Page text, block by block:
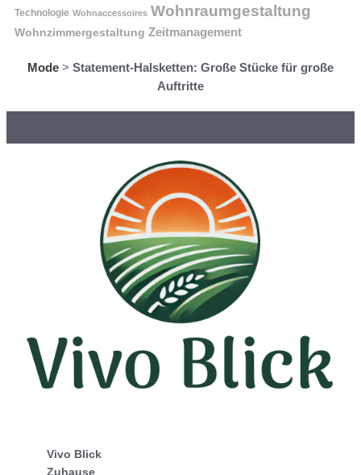
Technologie Wohnaccessoires Wohnraumgestaltung
Wohnzimmergestaltung Zeitmanagement
Mode > Statement-Halsketten: Große Stücke für große
Auftritte
Vivo Blick
Zuhause